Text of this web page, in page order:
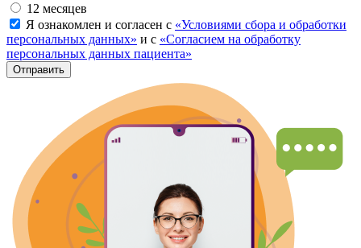
12 месяцев
Я ознакомлен и согласен с «Условиями сбора и обработки
персональных данных» и с «Согласием на обработку
персональных данных пациента»
Отправить